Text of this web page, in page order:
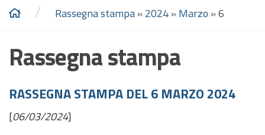
/ Rassegna stampa»2024»Marzo »6
Rassegna stampa
RASSEGNA STAMPA DEL 6 MARZO 2024
[06/03/2024]